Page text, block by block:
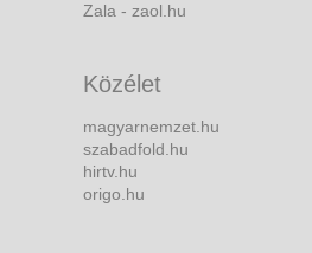
Zala - zaol.hu
Közélet
magyarnemzet.hu
szabadfold.hu
hirtv.hu
origo.hu